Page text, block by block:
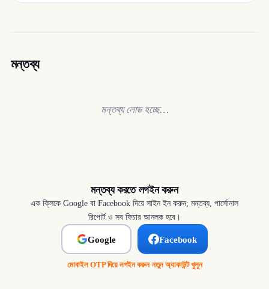
মন্তব্য
মন্তব্য লোড হচ্ছে…
মন্তব্য করতে লগইন করুন
এক ক্লিকে Google বা Facebook দিয়ে সাইন ইন করুন; মন্তব্য, পার্সোনাল
রিপোর্ট ও সব ফিচার আনলক হবে।
Google Facebook
মোবাইল OTP দিয়ে লগইন করুন·নতুন অ্যাকাউন্ট খুলুন